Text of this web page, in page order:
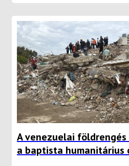
A venezuelai
a baptista humanitárius